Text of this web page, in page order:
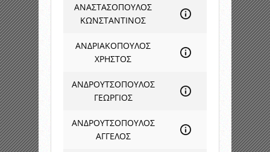
ΑΝΑΣΤΑΣΟΠΟΥΛΟΣ
ΚΩΝΣΤΑΝΤΙΝΟΣ
ΑΝΔΡΙΑΚΟΠΟΥΛΟΣ
ΧΡΗΣΤΟΣ
ΑΝΔΡΟΥΤΣΟΠΟΥΛΟΣ
ΓΕΩΡΓΙΟΣ
ΑΝΔΡΟΥΤΣΟΠΟΥΛΟΣ
ΑΓΓΕΛΟΣ